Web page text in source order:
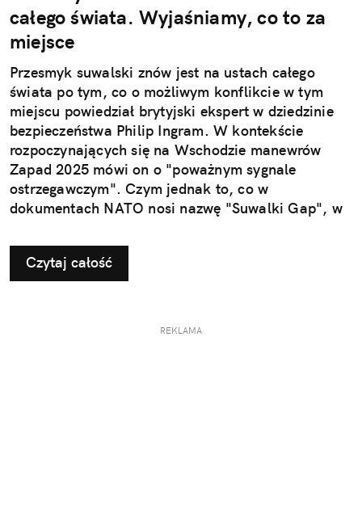
całego świata. Wyjaśniamy, co to za
miejsce
Przesmyk suwalski znów jest na ustach całego
świata po tym, co o możliwym konflikcie w tym
miejscu powiedział brytyjski ekspert w dziedzinie
bezpieczeństwa Philip Ingram. W kontekście
rozpoczynających się na Wschodzie manewrów
Zapad 2025 mówi on o "poważnym sygnale
ostrzegawczym". Czym jednak to, co w
dokumentach NATO nosi nazwę "Suwalki Gap", w
Czytaj całość
REKLAMA